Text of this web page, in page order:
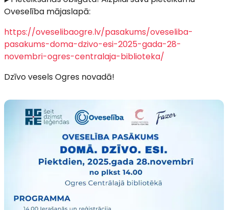
Oveselība mājaslapā:
https://oveselibaogre.lv/pasakums/oveseliba-
pasakums-doma-dzivo-esi-2025-gada-28-
novembri-ogres-centralaja-biblioteka/
Dzīvo vesels Ogres novadā!